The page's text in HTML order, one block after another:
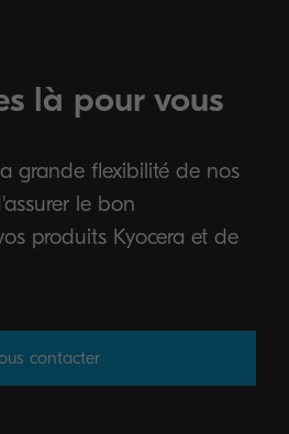
là pour vous
grande flexibilité de nos
le bon
produits Kyocera et de
contacter